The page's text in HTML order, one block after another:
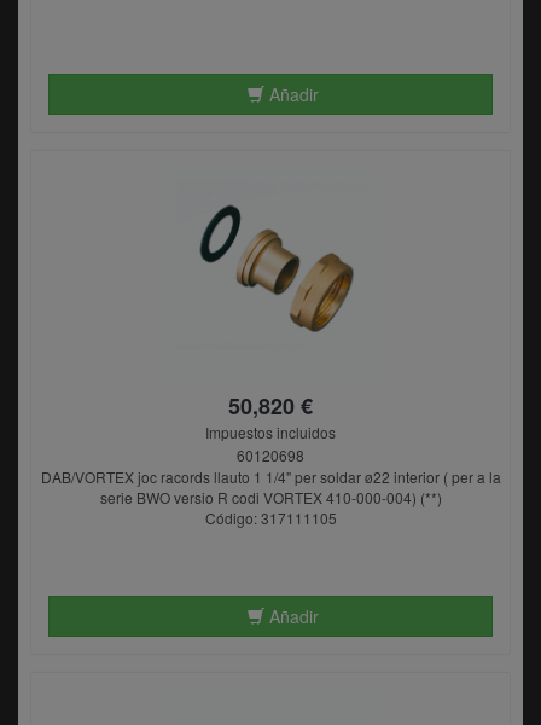
Añadir
50,820 €
Impuestos incluidos
60120698
DAB/VORTEX joc racords llauto 1 1/4" per soldar ø22 interior ( per a la
serie BWO versio R codi VORTEX 410-000-004) (**)
Código: 317111105
Añadir